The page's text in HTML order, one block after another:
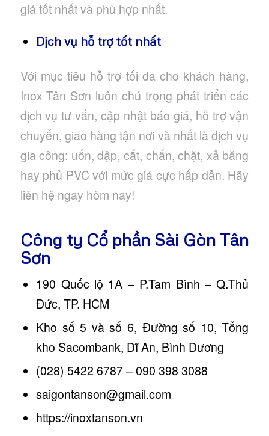
giá tốt nhất và phù hợp nhất.
Dịch vụ hỗ trợ tốt nhất
Với mục tiêu hỗ trợ tối đa cho khách hàng,
Inox Tân Sơn luôn chú trọng phát triển các
dịch vụ tư vấn, cập nhật báo giá, hỗ trợ vận
chuyển, giao hàng tận nơi và nhất là dịch vụ
gia công: uốn, dập, cắt, chấn, chặt, xả băng
hay phủ PVC với mức giá cực hấp dẫn. Hãy
liên hệ ngay hôm nay!
Công ty Cổ phần Sài Gòn Tân
Sơn
190 Quốc lộ 1A – P.Tam Bình – Q.Thủ
Đức, TP. HCM
Kho số 5 và số 6, Đường số 10, Tổng
kho Sacombank, Dĩ An, Bình Dương
(028) 5422 6787 – 090 398 3088
saigontanson@gmail.com
https://inoxtanson.vn